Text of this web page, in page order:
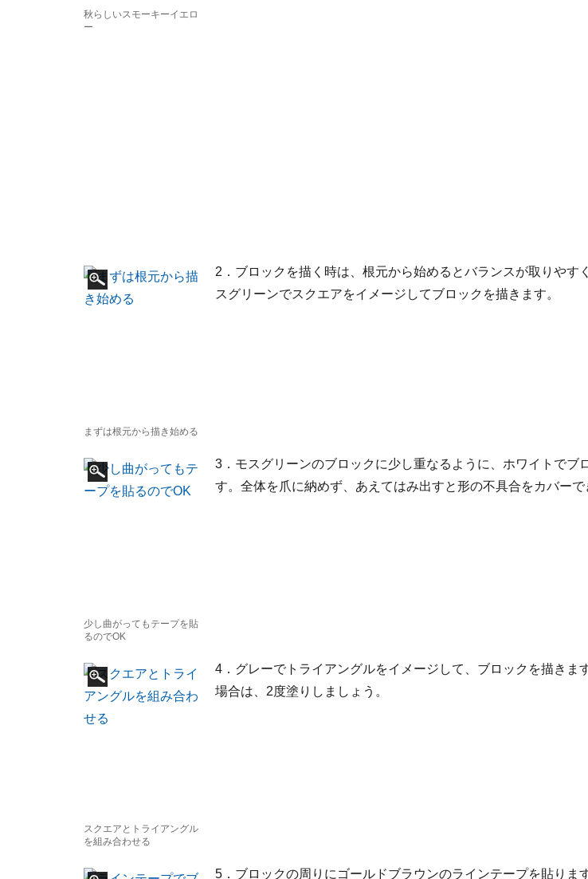
秋らしいスモーキーイエロ
ー
まずは根元から描き始める
2．ブロックを描く時は、根元から始めるとバランスが取りやす
スグリーンでスクエアをイメージしてブロックを描きます。
少し曲がってもテープを貼
るのでOK
3．モスグリーンのブロックに少し重なるように、ホワイトでブ
す。全体を爪に納めず、あえてはみ出すと形の不具合をカバーで
スクエアとトライアングル
を組み合わせる
4．グレーでトライアングルをイメージして、ブロックを描きま
場合は、2度塗りしましょう。
5．ブロックの周りにゴールドブラウンのラインテープを貼ります